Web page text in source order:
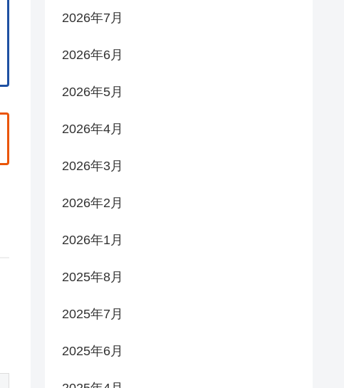
2026年7月
2026年6月
2026年5月
2026年4月
2026年3月
2026年2月
2026年1月
2025年8月
2025年7月
2025年6月